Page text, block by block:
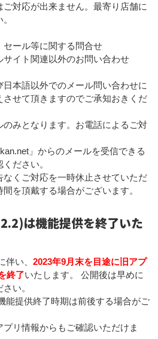
対応が出来ません。最寄り店舗に
セール等に関する問合せ
サイト関連以外のお問い合わせ
本語以外でのメール問い合わせに
せて頂きますのでご承知おきくだ
みとなります。お電話によるご対
」からのメールを受信できる
ださい。
くご対応を一時休止させていただ
を頂戴する場合がございます。
は機能提供を終了いた
伴い、 2023年9月末を目途に旧アプ
終了いたします。 公開後は早めに
い。
能提供終了時期は前後する場合がご
リ情報からもご確認いただけま